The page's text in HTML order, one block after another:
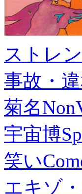
ストレ
事故・
菊名
宇宙博
笑い
エキゾ